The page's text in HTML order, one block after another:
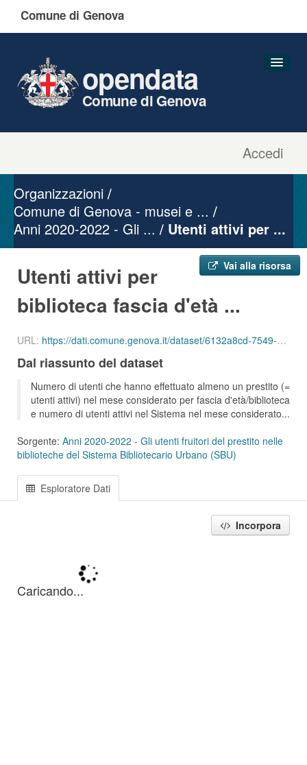
Comune di Genova
Accedi
opendata
Comune di Genova
Gruppi
Informazioni
Organizzazioni
Comune di Genova - musei e ...
Anni 2020-2022 - Gli ...
Utenti attivi per ...
Vai alla risorsa
Utenti attivi per
biblioteca fascia d'età ...
URL: https://dati.comune.genova.it/dataset/6132a8cd-7549-4c9d-8613-d075f5f547d2/resource/57ddba5a-354f-4ac5-9464-b14b518ac942/download/ute_attivi_fet_00_02_bib_sbu_01_202101.csv
Dal riassunto del dataset
Numero di utenti che hanno effettuato almeno un prestito (=
utenti attivi) nel mese considerato per fascia d'età/biblioteca
e numero di utenti attivi nel Sistema nel mese considerato...
Sorgente: Anni 2020-2022 - Gli utenti fruitori del prestito nelle
biblioteche del Sistema Bibliotecario Urbano (SBU)
Esploratore Dati
Incorpora